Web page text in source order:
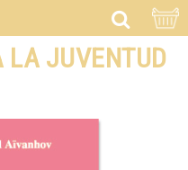
LA JUVENTUD